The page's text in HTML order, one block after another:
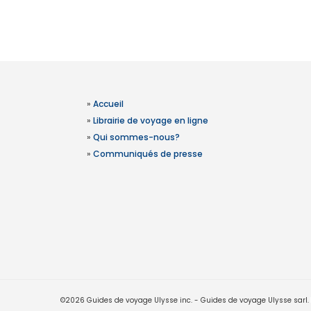
» Accueil
» Librairie de voyage en ligne
» Qui sommes-nous?
» Communiqués de presse
©2026 Guides de voyage Ulysse inc. - Guides de voyage Ulysse